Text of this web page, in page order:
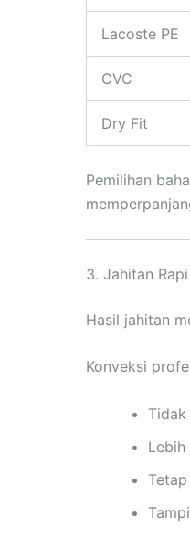
Lacoste PE
CVC
Dry Fit
Pemilihan
3. Jahitan
Hasil jahitan
Konveksi
Tidak